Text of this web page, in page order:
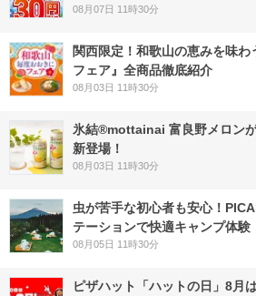
08月07日 11時30分
関西限定！和歌山の恵みを味
フェア』全商品徹底紹介
08月03日 11時30分
氷結®mottainai 富良野メロン
新登場！
08月03日 11時30分
虫が苦手な初心者も安心！
テーションで快適キャンプ体験
08月05日 11時30分
ピザハット「ハットの日」8月